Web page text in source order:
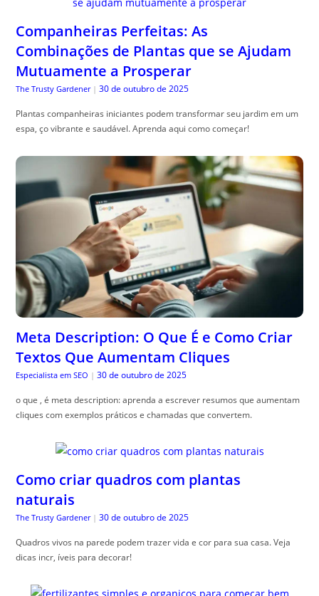
Companheiras Perfeitas: As
Combinações de Plantas que se Ajudam
Mutuamente a Prosperar
The Trusty Gardener | 30 de outubro de 2025
Plantas companheiras iniciantes podem transformar seu jardim em um
espa, ço vibrante e saudável. Aprenda aqui como começar!
Meta Description: O Que É e Como Criar
Textos Que Aumentam Cliques
Especialista em SEO | 30 de outubro de 2025
o que , é meta description: aprenda a escrever resumos que aumentam
cliques com exemplos práticos e chamadas que convertem.
Como criar quadros com plantas
naturais
The Trusty Gardener | 30 de outubro de 2025
Quadros vivos na parede podem trazer vida e cor para sua casa. Veja
dicas incr, íveis para decorar!